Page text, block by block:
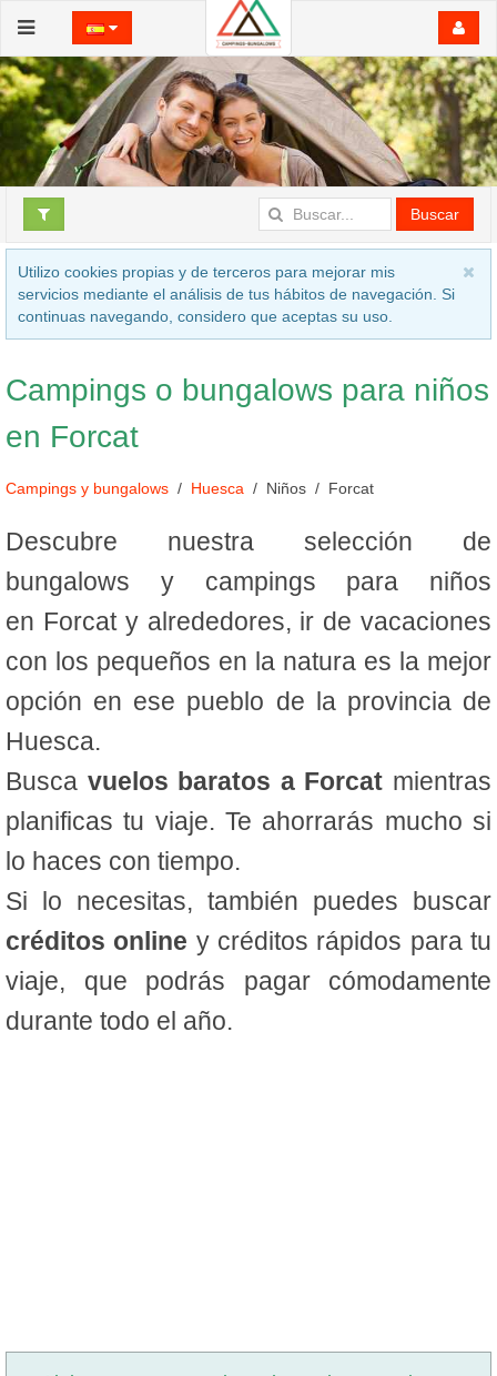
Buscar
Utilizo cookies propias y de terceros para mejorar mis
servicios mediante el análisis de tus hábitos de navegación. Si
continuas navegando, considero que aceptas su uso.
Campings o bungalows para niños
en Forcat
Campings y bungalows Huesca Niños Forcat
Descubre nuestra selección de
bungalows y campings para niños
en Forcat y alrededores, ir de vacaciones
con los pequeños en la natura es la mejor
opción en ese pueblo de la provincia de
Huesca.
Busca vuelos baratos a Forcat mientras
planificas tu viaje. Te ahorrarás mucho si
lo haces con tiempo.
Si lo necesitas, también puedes buscar
créditos online y créditos rápidos para tu
viaje, que podrás pagar cómodamente
durante todo el año.